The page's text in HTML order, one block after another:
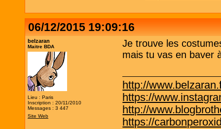
06/12/2015 19:09:16
belzaran
Maitre BDA
Lieu : Paris
Inscription : 20/11/2010
Messages : 3 447
Site Web
Je trouve les
mais tu vas en baver
http://
https://
http://
https://